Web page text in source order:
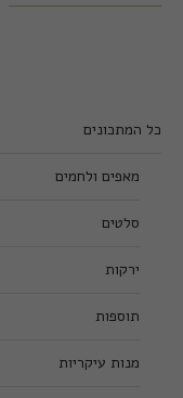
כל המתכונים
מאפים ולחמים
סלטים
ירקות
תוספות
מנות עיקריות